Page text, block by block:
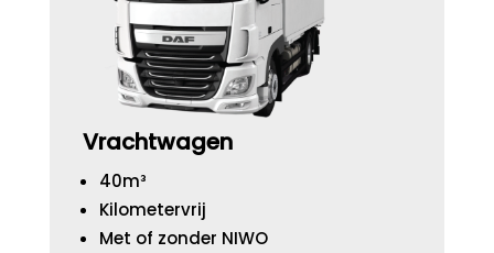
Vrachtwagen
40m³
Kilometervrij
Met of zonder NIWO